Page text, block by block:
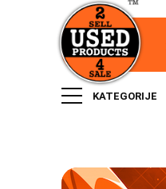
KATEGORIJE